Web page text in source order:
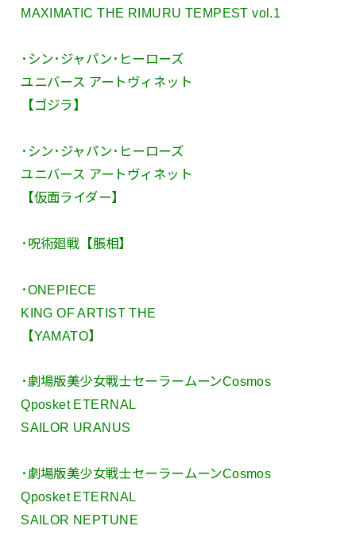
MAXIMATIC THE RIMURU TEMPEST vol.1
･シン･ジャパン･ヒーローズ
ユニバース アートヴィネット
【ゴジラ】
･シン･ジャパン･ヒーローズ
ユニバース アートヴィネット
【仮面ライダー】
･呪術廻戦【脹相】
･ONEPIECE
KING OF ARTIST THE
【YAMATO】
･劇場版美少女戦士セーラームーンCosmos
Qposket ETERNAL
SAILOR URANUS
･劇場版美少女戦士セーラームーンCosmos
Qposket ETERNAL
SAILOR NEPTUNE